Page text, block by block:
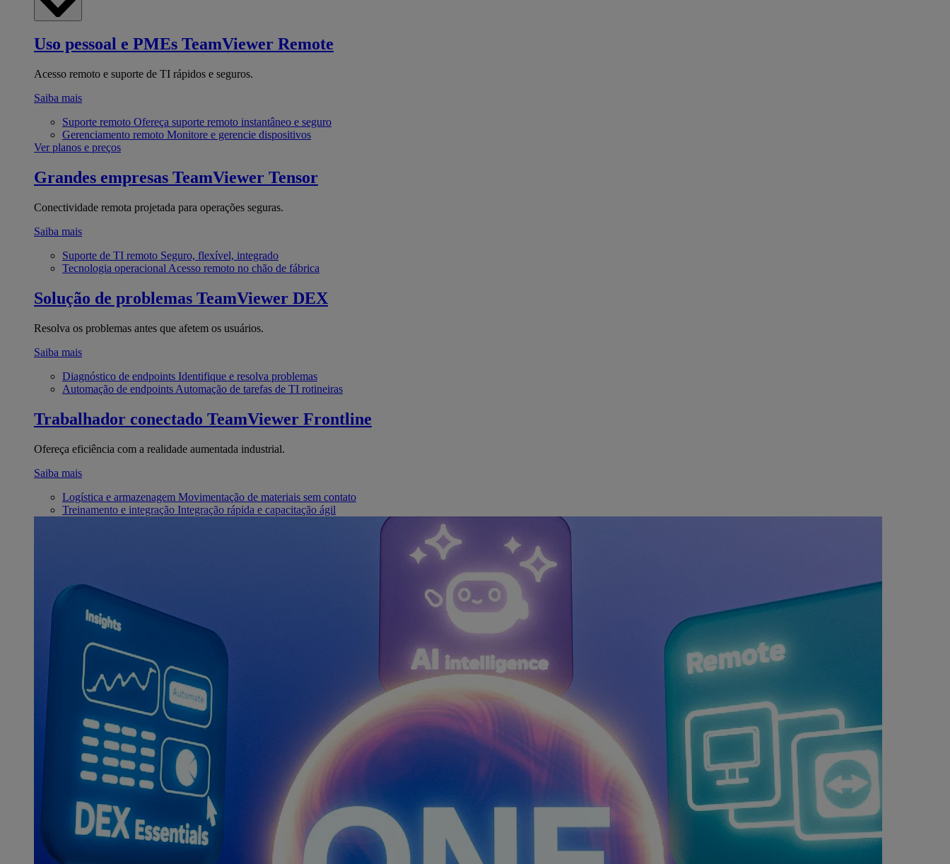
Uso pessoal e PMEs TeamViewer Remote
Acesso remoto e suporte de TI rápidos e seguros.
Saiba mais
Suporte remoto Ofereça suporte remoto instantâneo e seguro
Gerenciamento remoto Monitore e gerencie dispositivos
Ver planos e preços
Grandes empresas TeamViewer Tensor
Conectividade remota projetada para operações seguras.
Saiba mais
Suporte de TI remoto Seguro, flexível, integrado
Tecnologia operacional Acesso remoto no chão de fábrica
Solução de problemas TeamViewer DEX
Resolva os problemas antes que afetem os usuários.
Saiba mais
Diagnóstico de endpoints Identifique e resolva problemas
Automação de endpoints Automação de tarefas de TI rotineiras
Trabalhador conectado TeamViewer Frontline
Ofereça eficiência com a realidade aumentada industrial.
Saiba mais
Logística e armazenagem Movimentação de materiais sem contato
Treinamento e integração Integração rápida e capacitação ágil